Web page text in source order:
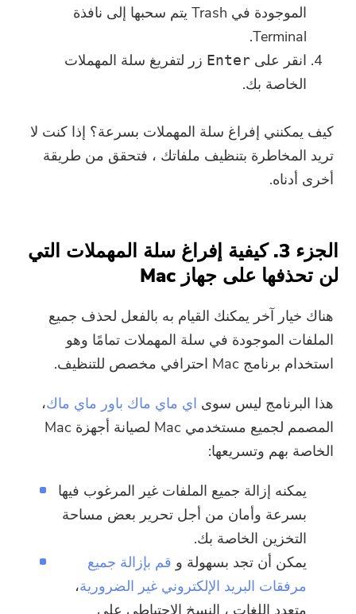
الموجودة في Trash يتم سحبها إلى نافذة
Terminal.
انقر علىEnter زر لتفريغ سلة المهملات
الخاصة بك.
كيف يمكنني إفراغ سلة المهملات بسرعة؟ إذا كنت لا
تريد المخاطرة بتنظيف ملفاتك ، فتحقق من طريقة
أخرى أدناه.
الجزء 3. كيفية إفراغ سلة المهملات التي
لن تحذفها على جهاز Mac
هناك خيار آخر يمكنك القيام به بالفعل لحذف جميع
الملفات الموجودة في سلة المهملات تمامًا وهو
استخدام برنامج Mac احترافي مخصص للتنظيف.
هذا البرنامج ليس سوى اي ماي ماك باور ماي ماك،
المصمم لجميع مستخدمي Mac لصيانة أجهزة Mac
الخاصة بهم وتسريعها:
يمكنه إزالة جميع الملفات غير المرغوب فيها
بسرعة وأمان من أجل تحرير بعض مساحة
التخزين الخاصة بك.
يمكن أن تجد بسهولة و قم بإزالة جميع
مرفقات البريد الإلكتروني غير الضرورية،
متعدد اللغات ، النسخ الاحتياطي على